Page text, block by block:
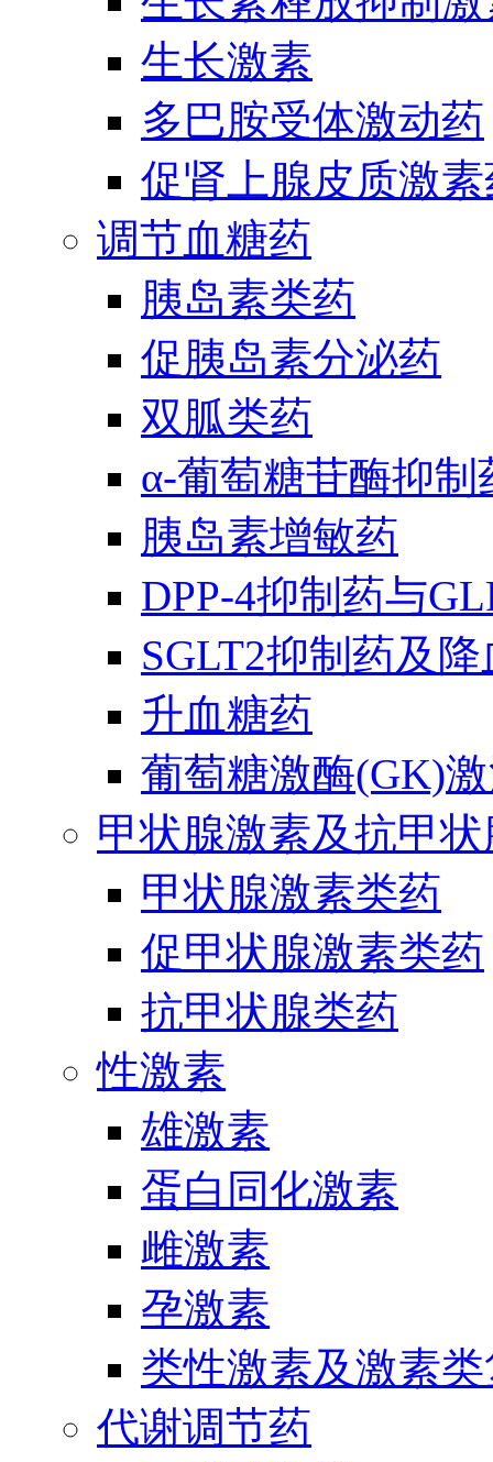
生长激素
多巴胺受体激动药
促肾上腺皮质激
调节血糖药
胰岛素类药
促胰岛素分泌药
双胍类药
α-葡萄糖苷酶抑制
胰岛素增敏药
DPP-4抑制药与
SGLT2抑制药及
升血糖药
葡萄糖激酶(GK)
甲状腺激素及抗甲
甲状腺激素类药
促甲状腺激素类药
抗甲状腺类药
性激素
雄激素
蛋白同化激素
雌激素
孕激素
类性激素及激素
代谢调节药